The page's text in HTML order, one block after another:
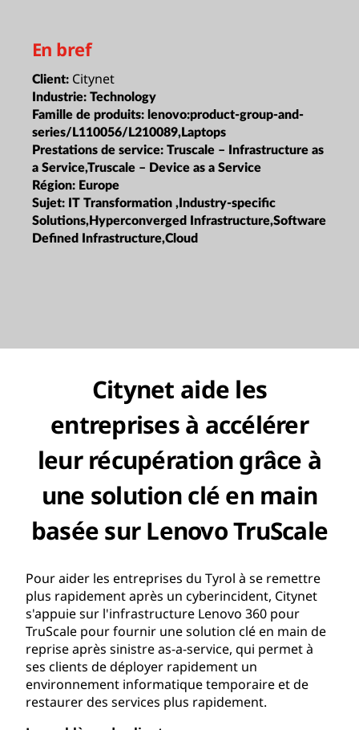
En bref
Client: Citynet
Industrie: Technology
Famille de produits: lenovo:product-group-and-
series/L110056/L210089,Laptops
Prestations de service: Truscale – Infrastructure as
a Service,Truscale – Device as a Service
Région: Europe
Sujet: IT Transformation ,Industry-specific
Solutions,Hyperconverged Infrastructure,Software
Defined Infrastructure,Cloud
Citynet aide les
entreprises à accélérer
leur récupération grâce à
une solution clé en main
basée sur Lenovo TruScale
Pour aider les entreprises du Tyrol à se remettre
plus rapidement après un cyberincident, Citynet
s'appuie sur l'infrastructure Lenovo 360 pour
TruScale pour fournir une solution clé en main de
reprise après sinistre as-a-service, qui permet à
ses clients de déployer rapidement un
environnement informatique temporaire et de
restaurer des services plus rapidement.